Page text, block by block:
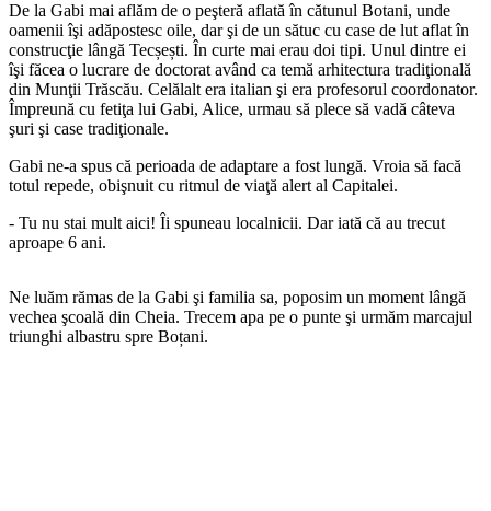
De la Gabi mai aflăm de o peşteră aflată în cătunul Botani, unde
oamenii îşi adăpostesc oile, dar şi de un sătuc cu case de lut aflat în
construcţie lângă Tecșești. În curte mai erau doi tipi. Unul dintre ei
îşi făcea o lucrare de doctorat având ca temă arhitectura tradiţională
din Munţii Trăscău. Celălalt era italian şi era profesorul coordonator.
Împreună cu fetiţa lui Gabi, Alice, urmau să plece să vadă câteva
şuri şi case tradiţionale.
Gabi ne-a spus că perioada de adaptare a fost lungă. Vroia să facă
totul repede, obişnuit cu ritmul de viaţă alert al Capitalei.
- Tu nu stai mult aici! Îi spuneau localnicii. Dar iată că au trecut
aproape 6 ani.
Ne luăm rămas de la Gabi şi familia sa, poposim un moment lângă
vechea şcoală din Cheia. Trecem apa pe o punte şi urmăm marcajul
triunghi albastru spre Boțani.